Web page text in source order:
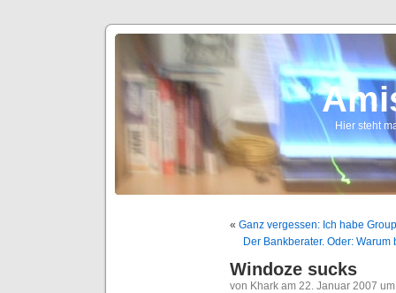
Hier steht
« Ganz vergessen: Ich habe
Der Bankberater. Oder:
Windoze sucks
von Khark am 22. Januar 2007